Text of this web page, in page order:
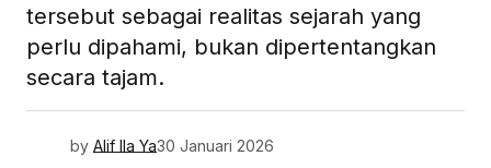
tersebut sebagai realitas sejarah yang
perlu dipahami, bukan dipertentangkan
secara tajam.
by Alif Ila Ya30 Januari 2026